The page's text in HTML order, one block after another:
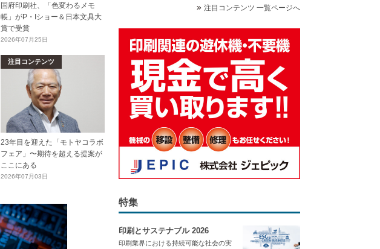
国府印刷社、「色変わるメモ
帳」がP・Iショー＆日本文具大
賞で受賞
2026年07月25日
注目コンテンツ
23年目を迎えた「モトヤコラボ
フェア」〜期待を超える提案が
ここにある
2026年07月03日
注目コンテンツ 一覧ページへ
特集
印刷とサステナブル 2026
印刷業界における持続可能な社会の実